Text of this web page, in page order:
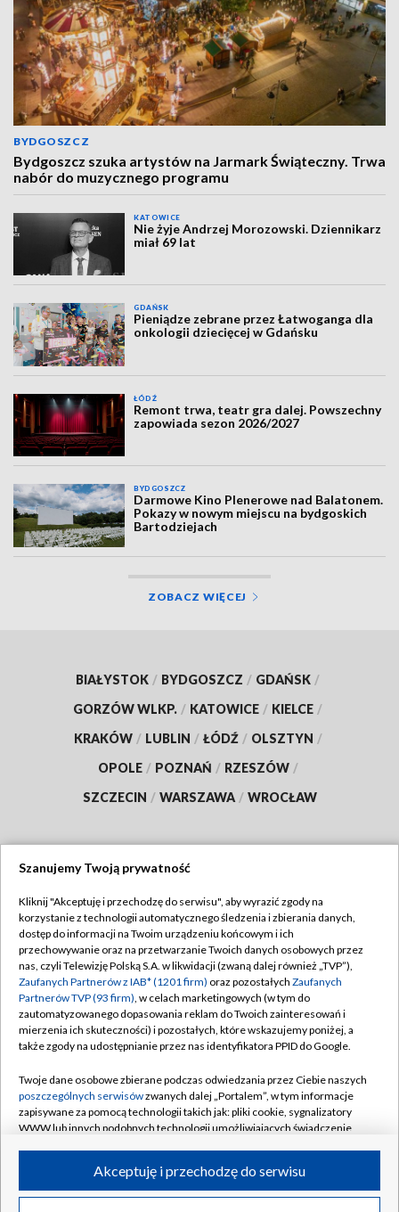
BYDGOSZCZ
Bydgoszcz szuka artystów na Jarmark Świąteczny. Trwa
nabór do muzycznego programu
KATOWICE
Nie żyje Andrzej Morozowski. Dziennikarz
miał 69 lat
GDAŃSK
Pieniądze zebrane przez Łatwoganga dla
onkologii dziecięcej w Gdańsku
ŁÓDŹ
Remont trwa, teatr gra dalej. Powszechny
zapowiada sezon 2026/2027
BYDGOSZCZ
Darmowe Kino Plenerowe nad Balatonem.
Pokazy w nowym miejscu na bydgoskich
Bartodziejach
ZOBACZ WIĘCEJ
BIAŁYSTOK / BYDGOSZCZ / GDAŃSK /
GORZÓW WLKP. / KATOWICE / KIELCE /
KRAKÓW / LUBLIN / ŁÓDŹ / OLSZTYN /
OPOLE / POZNAŃ / RZESZÓW /
SZCZECIN / WARSZAWA / WROCŁAW
TVP
Abonament TVP
Emisja w TVP
Centrum informacji TVP
Naziemna Telewizja Cyfrowa
Rada Programowa
System NOS
Informacje o nadawcy
Program dla prasy
Regulamin TVP
Polityka prywatności
Moje zgody
Pomoc
Kontakt
Kanały
©2026 Telewizja Polska S.A. w likwidacji
Szanujemy Twoją prywatność
Kliknij "Akceptuję i przechodzę do serwisu", aby wyrazić zgody na
korzystanie z technologii automatycznego śledzenia i zbierania danych,
dostęp do informacji na Twoim urządzeniu końcowym i ich
przechowywanie oraz na przetwarzanie Twoich danych osobowych przez
nas, czyli Telewizję Polską S.A. w likwidacji (zwaną dalej również „TVP”),
Zaufanych Partnerów z IAB* (1201 firm) oraz pozostałych Zaufanych
Partnerów TVP (93 firm), w celach marketingowych (w tym do
zautomatyzowanego dopasowania reklam do Twoich zainteresowań i
mierzenia ich skuteczności) i pozostałych, które wskazujemy poniżej, a
także zgody na udostępnianie przez nas identyfikatora PPID do Google.
Twoje dane osobowe zbierane podczas odwiedzania przez Ciebie naszych
poszczególnych serwisówzwanych dalej „Portalem”, w tym informacje
zapisywane za pomocą technologii takich jak: pliki cookie, sygnalizatory
WWW lub innych podobnych technologii umożliwiających świadczenie
ruchu w Internecie.Akceptuję i przechodzę do serwisu